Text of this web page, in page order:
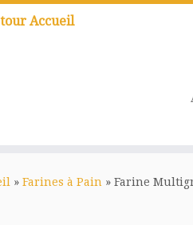
» Farines à Pain » Farine